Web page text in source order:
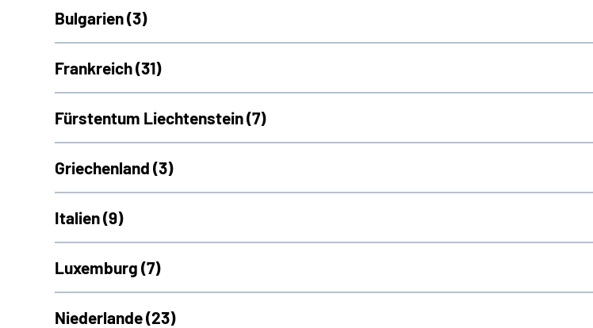
Bulgarien (3)
Frankreich (31)
Fürstentum Liechtenstein (7)
Griechenland (3)
Italien (9)
Luxemburg (7)
Niederlande (23)